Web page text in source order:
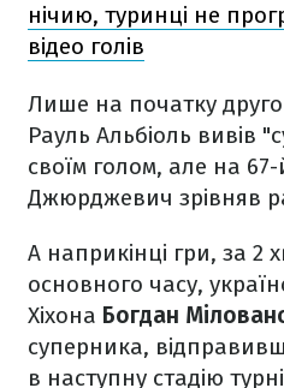
нічию, туринці не
відео голів
Лише на початку
Рауль Альбіоль вивів
своїм голом, але на
Джюрджевич зрівняв
А наприкінці гри, за 2
основного часу,
Хіхона Богдан
суперника,
в наступну стадію